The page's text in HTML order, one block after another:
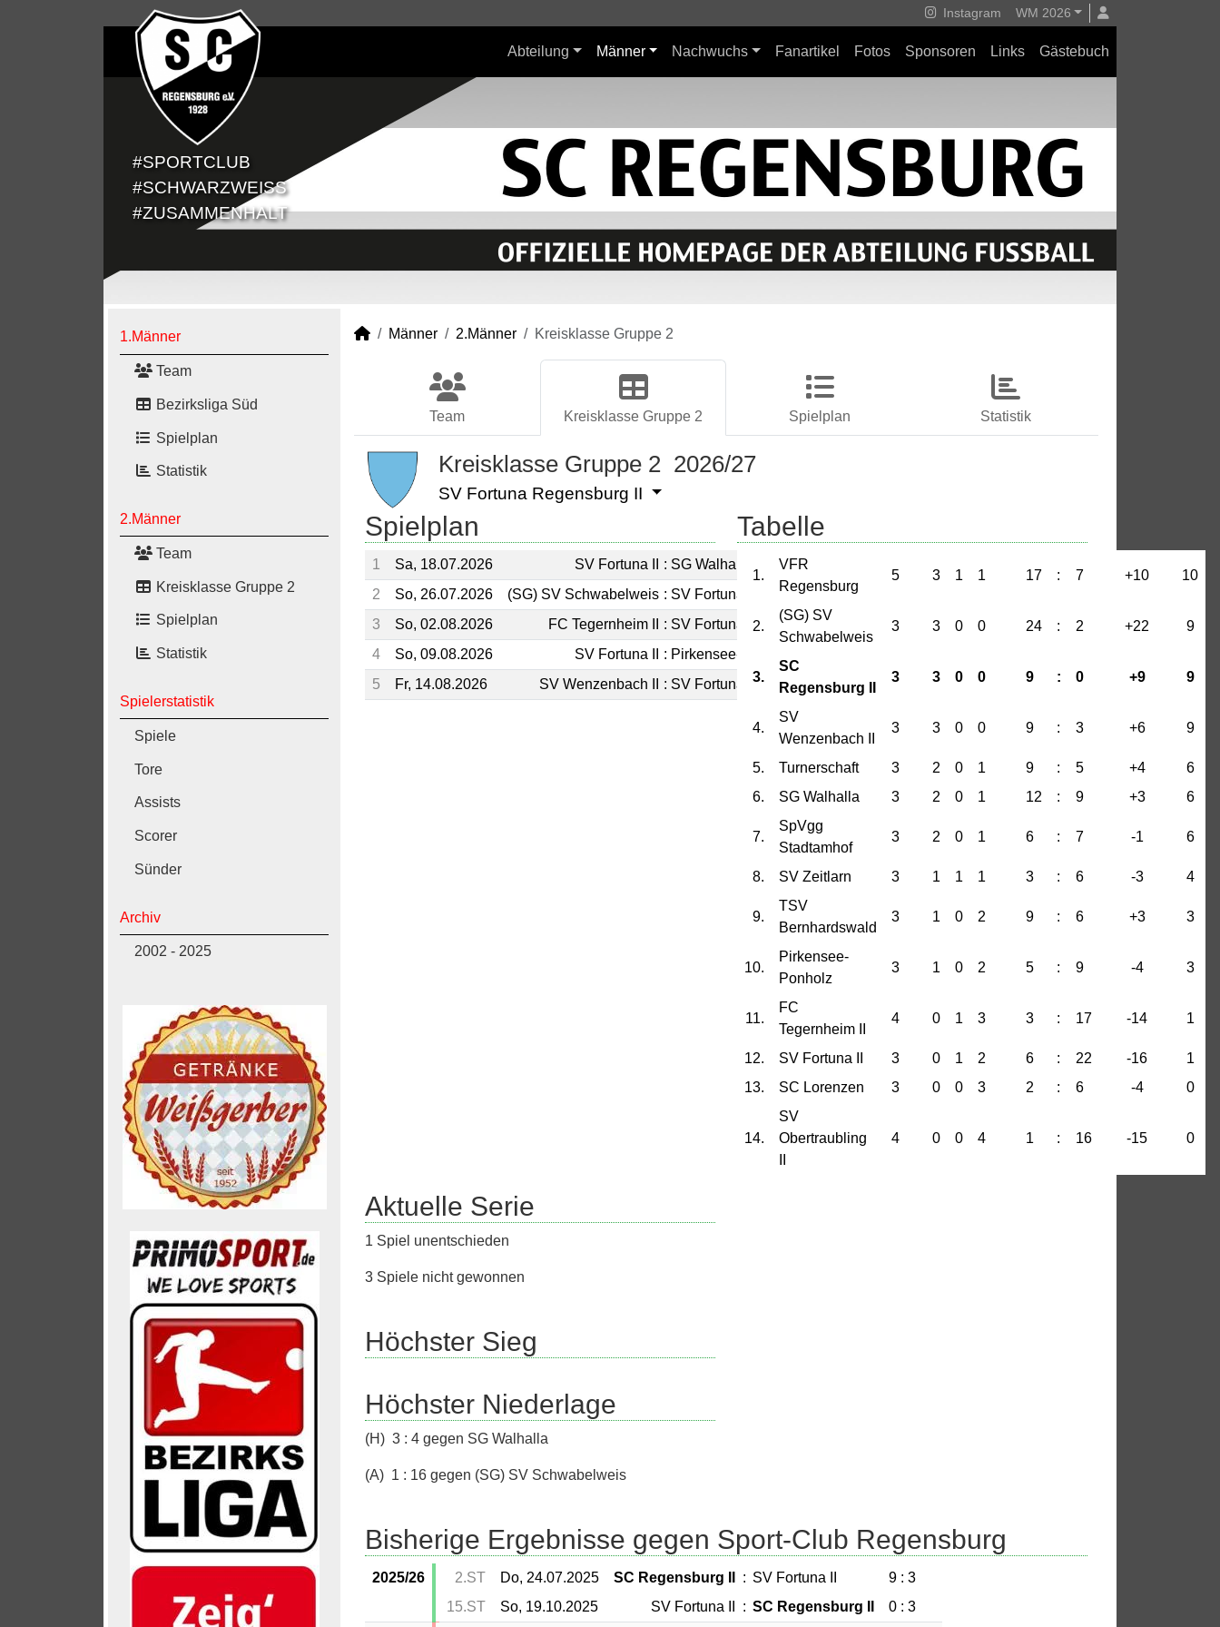
Instagram WM 2026
Abteilung Männer Nachwuchs Fanartikel Fotos Sponsoren Links Gästebuch
#SPORTCLUB
#SCHWARZWEISS
#ZUSAMMENHALT
1.Männer
Team
Bezirksliga Süd
Spielplan
Statistik
2.Männer
Team
Kreisklasse Gruppe 2
Spielplan
Statistik
Spielerstatistik
Spiele
Tore
Assists
Scorer
Sünder
Archiv
2002 - 2025
Männer 2.Männer Kreisklasse Gruppe 2
Team Kreisklasse Gruppe 2 Spielplan Statistik
Kreisklasse Gruppe 2 2026/27
SV Fortuna Regensburg II
Spielplan
1 Sa, 18.07.2026 SV Fortuna II : SG Walhalla
2
So, 26.07.2026 (SG) SV Schwabelweis : SV Fortuna II
16 : 1
3
So, 02.08.2026 FC Tegernheim II : SV Fortuna II
2 : 2
4
So, 09.08.2026 SV Fortuna II : Pirkensee-Ponholz
5
Fr, 14.08.2026 SV Wenzenbach II : SV Fortuna II
Tabelle
1.
VFR
Regensburg
5 3 1 1 17 : 7 +10 10
2.
(SG) SV
Schwabelweis
3 3 0 0 24 : 2 +22 9
3.
SC
Regensburg II
3 3 0 0 9 : 0 +9 9
4.
SV
Wenzenbach II
3 3 0 0 9 : 3 +6 9
5. Turnerschaft 3 2 0 1 9 : 5 +4
6
6.
SG Walhalla 3 2 0 1 12 : 9 +3 6
7.
SpVgg
Stadtamhof
3 2 0 1 6 : 7 -1 6
8. SV Zeitlarn 3 1 1 1 3 : 6 -3 4
9.
TSV
Bernhardswald
3 1 0 2 9 : 6 +3 3
10.
Pirkensee-
Ponholz
3 1 0 2 5 : 9 -4 3
11.
FC
Tegernheim II
4 0 1 3 3 : 17 -14 1
12. SV Fortuna II 3 0 1 2 6 : 22 -16
1
13.
SC Lorenzen 3 0 0 3 2 : 6 -4 0
14.
SV
Obertraubling
4 0 0 4 1 : 16 -15 0
Aktuelle Serie
1 Spiel unentschieden
3 Spiele nicht gewonnen
Höchster Sieg
Höchster Niederlage
(H) 3 : 4 gegen SG Walhalla
(A) 1 : 16 gegen (SG) SV Schwabelweis
Bisherige Ergebnisse gegen Sport-Club Regensburg
2025/26 2.ST Do, 24.07.2025 SC Regensburg II : SV Fortuna II
9 : 3
15.ST
So, 19.10.2025 SV Fortuna II : SC Regensburg II 0 : 3